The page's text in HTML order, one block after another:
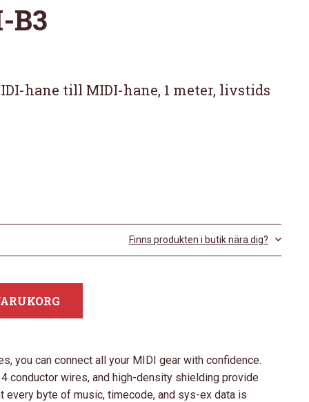
B3
hane till MIDI-hane, 1 meter, livstids
Finns produkten i butik nära dig?
you can connect all your MIDI gear with confidence.
conductor wires, and high-density shielding provide
every byte of music, timecode, and sys-ex data is